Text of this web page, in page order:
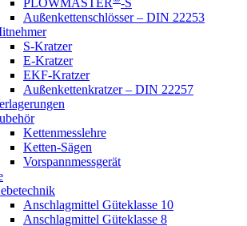
Außenkettenschlösser – DIN 22253
S-Kratzer
E-Kratzer
EKF-Kratzer
Außenkettenkratzer – DIN 22257
Kettenmesslehre
Ketten-Sägen
Vorspannmessgerät
Anschlagmittel Güteklasse 10
Anschlagmittel Güteklasse 8